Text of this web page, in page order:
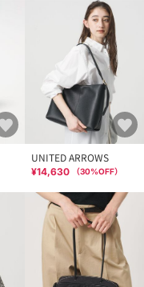
UNITED ARROWS
¥14,630 （30%OFF）